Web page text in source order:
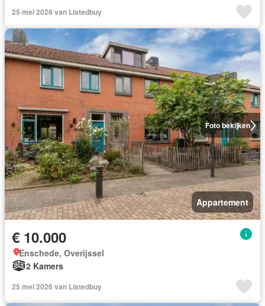
25 mei 2026 van Listedbuy
Foto bekijken
Appartement
€ 10.000
Enschede, Overijssel
2 Kamers
25 mei 2026 van Listedbuy